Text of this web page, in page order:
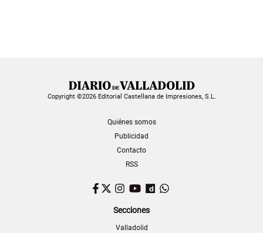
Copyright ©2026 Editorial Castellana de Impresiones, S.L.
Quiénes somos
Publicidad
Contacto
RSS
Facebook
TwitterInstagram
YouTubeDailymotion
Secciones
Valladolid